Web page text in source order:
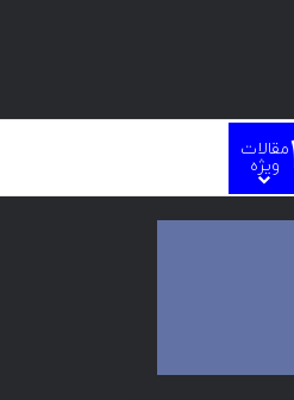
مقالات
ویژه